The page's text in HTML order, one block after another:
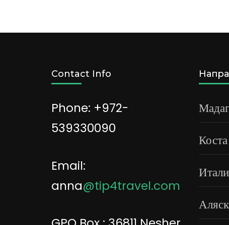
Contact Info
Phone: +972-
539330090
Email:
anna@tip4travel.com